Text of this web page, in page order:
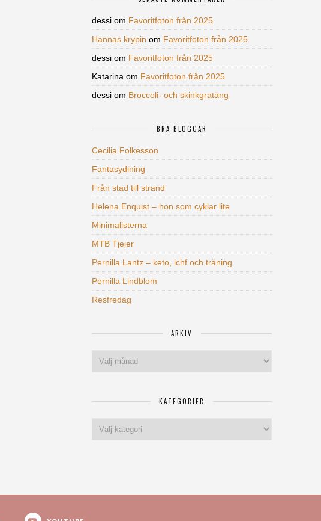
dessi om Favoritfoton från 2025
Hannas krypin om Favoritfoton från 2025
dessi om Favoritfoton från 2025
Katarina om Favoritfoton från 2025
dessi om Broccoli- och skinkgratäng
BRA BLOGGAR
Cecilia Folkesson
Fantasydining
Från stad till strand
Helena Enquist – hon som cyklar lite
Minimalisterna
MTB Tjejer
Pernilla Lantz – keto, lchf och träning
Pernilla Lindblom
Resfredag
ARKIV
KATEGORIER